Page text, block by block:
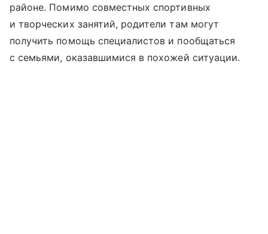
районе. Помимо совместных спортивных
и творческих занятий, родители там могут
получить помощь специалистов и пообщаться
с семьями, оказавшимися в похожей ситуации.